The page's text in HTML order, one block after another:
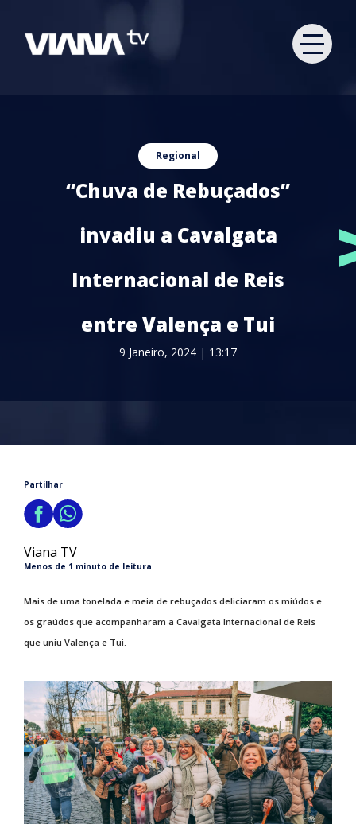
Regional
“Chuva de Rebuçados”
invadiu a Cavalgata
Internacional de Reis
entre Valença e Tui
9 Janeiro, 2024 | 13:17
Partilhar
Viana TV
Menos de 1 minuto de leitura
Mais de uma tonelada e meia de rebuçados deliciaram os miúdos e
os graúdos que acompanharam a Cavalgata Internacional de Reis
que uniu Valença e Tui.